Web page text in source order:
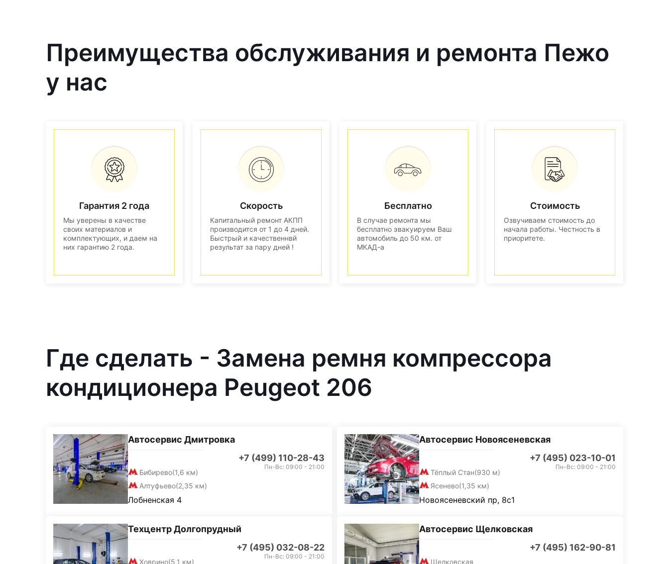
Преимущества обслуживания и ремонта Пежо
у нас
Гарантия 2 года
Мы уверены в качестве
своих материалов и
комплектующих, и даем на
них гарантию 2 года.
Скорость
Капитальный ремонт АКПП
производится от 1 до 4 дней.
Быстрый и качественнвй
результат за пару дней !
Бесплатно
В случае ремонта мы
бесплатно эвакуируем Ваш
автомобиль до 50 км. от
МКАД-а
Стоимость
Озвучиваем стоимость до
начала работы. Честность в
приоритете.
Где сделать - Замена ремня компрессора
кондиционера Peugeot 206
Автосервис Дмитровка
+7 (499) 110-28-43
Бибирево(1,6 км)
Алтуфьево(2,35 км)
Пн-Вс: 09:00 - 21:00
Лобненская 4
Автосервис Новоясеневская
+7 (495) 023-10-01
Тёплый Стан(930 м)
Ясенево(1,35 км)
Пн-Вс: 09:00 - 21:00
Новоясеневский пр, 8с1
Техцентр Долгопрудный
+7 (495) 032-08-22
Ховрино(5,1 км)
Пн-Вс: 09:00 - 21:00
Автосервис Щелковская
+7 (495) 162-90-81
Щелковская